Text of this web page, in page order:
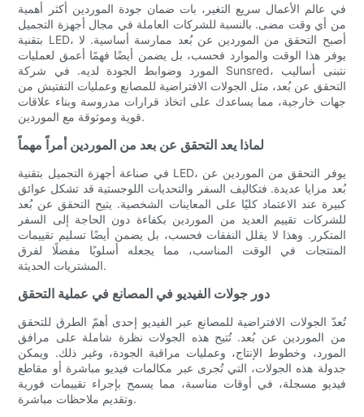
في عالم الأعمال سريع التغير، بات ضمان جودة الموردين أكثر أهمية
من أي وقت مضى. بالنسبة للشركات العاملة في مجال أجهزة التجميل
بتقنية LED، أصبح التحقق من الموردين عن بُعد ممارسة أساسية. لا
يوفر هذا الوقت والموارد فحسب، بل يضمن أيضًا فهمًا أعمق لعمليات
المورد وضوابط الجودة لديه. في شركة Sunsred، نتبنى أساليب
التحقق عن بُعد، مثل الجولات الافتراضية للمصانع وعمليات التفتيش من
جهات خارجية، مما يساعدك على اتخاذ قرارات مدروسة وبناء علاقات
قوية وموثوقة مع الموردين.
لماذا يعد التحقق عن بعد من الموردين أمراً مهماً
في صناعة أجهزة التجميل بتقنية LED، يوفر التحقق من الموردين عن
بُعد مزايا عديدة. فتكاليف السفر والتحديات اللوجستية قد تشكل عوائق
كبيرة عند الاعتماد كليًا على المعاينات الشخصية. يتيح التحقق عن بُعد
للشركات تقييم العديد من الموردين بكفاءة دون الحاجة إلى السفر
المتكرر. وهذا لا يقلل النفقات فحسب، بل يضمن أيضًا تسليم تقييمات
المنتجات في الوقت المناسب، مما يجعله أسلوبًا مفضلًا لفرق
المشتريات الحديثة.
دور جولات الفيديو في المصانع في عملية التحقق
تُعدّ الجولات الافتراضية للمصانع عبر الفيديو إحدى أهمّ الطرق للتحقق
من الموردين عن بُعد. تُتيح هذه الجولات نظرة شاملة على مرافق
المورد، وخطوط الإنتاج، وعمليات مراقبة الجودة، وغير ذلك. ويمكن
جدولة هذه الجولات، التي تُجرى عبر مكالمات فيديو مباشرة أو مقاطع
فيديو مسجلة، في أوقات مناسبة، مما يسمح بإجراء تقييمات فورية
وتقديم ملاحظات مباشرة.